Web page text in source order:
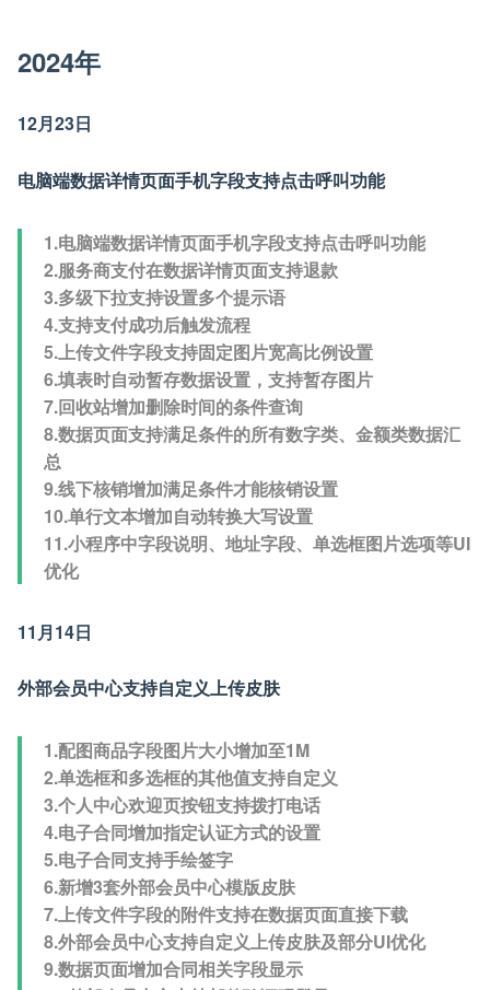
2024年
12月23日
电脑端数据详情页面手机字段支持点击呼叫功能
1.电脑端数据详情页面手机字段支持点击呼叫功能
2.服务商支付在数据详情页面支持退款
3.多级下拉支持设置多个提示语
4.支持支付成功后触发流程
5.上传文件字段支持固定图片宽高比例设置
6.填表时自动暂存数据设置，支持暂存图片
7.回收站增加删除时间的条件查询
8.数据页面支持满足条件的所有数字类、金额类数据汇
总
9.线下核销增加满足条件才能核销设置
10.单行文本增加自动转换大写设置
11.小程序中字段说明、地址字段、单选框图片选项等UI
优化
11月14日
外部会员中心支持自定义上传皮肤
1.配图商品字段图片大小增加至1M
2.单选框和多选框的其他值支持自定义
3.个人中心欢迎页按钮支持拨打电话
4.电子合同增加指定认证方式的设置
5.电子合同支持手绘签字
6.新增3套外部会员中心模版皮肤
7.上传文件字段的附件支持在数据页面直接下载
8.外部会员中心支持自定义上传皮肤及部分UI优化
9.数据页面增加合同相关字段显示